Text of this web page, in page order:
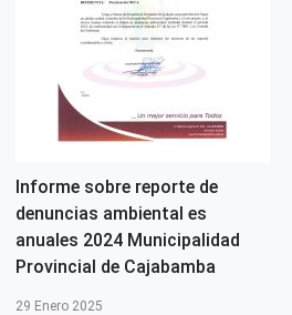
Informe sobre reporte de
denuncias ambiental es
anuales 2024 Municipalidad
Provincial de Cajabamba
29 Enero 2025